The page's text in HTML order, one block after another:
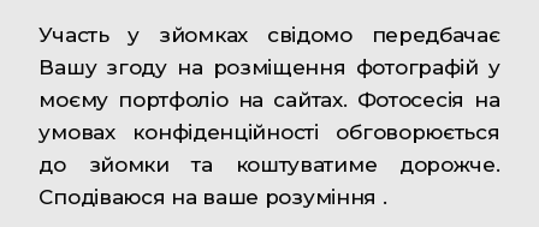
Участь у зйомках свідомо передбачає
Вашу згоду на розміщення фотографій у
моєму портфоліо на сайтах. Фотосесія на
умовах конфіденційності обговорюється
до зйомки та коштуватиме дорожче.
Сподіваюся на ваше розуміння .